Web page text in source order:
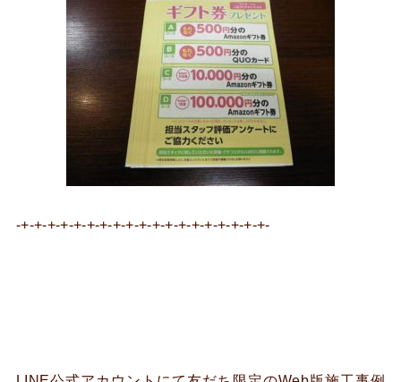
-+-+-+-+-+-+-+-+-+-+-+-+-+-+-+-+-+-+-+-